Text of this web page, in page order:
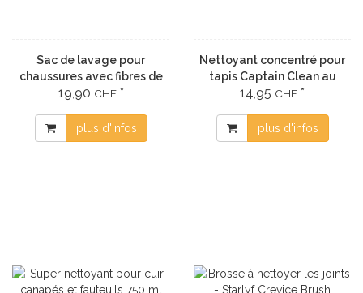
Sac de lavage pour
chaussures avec fibres de
nettoyage
19,90 CHF*
plus d'infos
Nettoyant concentré pour
tapis Captain Clean au
parfum de lavande, 1 L
14,95 CHF *
plus d'infos